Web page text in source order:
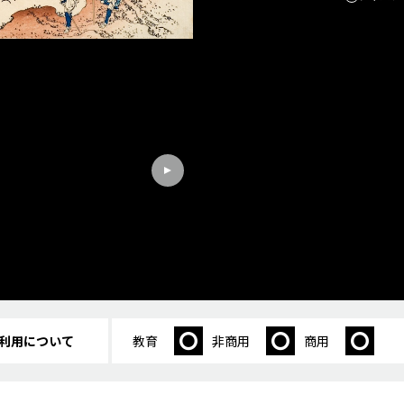
用について 教育 非商用 商用